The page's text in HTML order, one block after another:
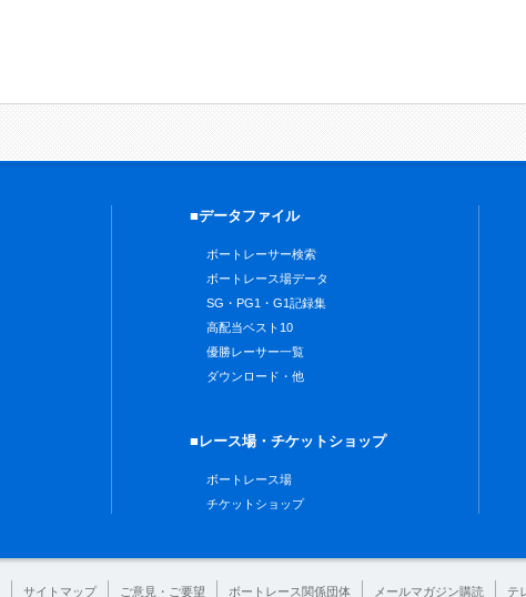
■データファイル
ボートレーサー検索
ボートレース場データ
SG・PG1・G1記録集
高配当ベスト10
優勝レーサー一覧
ダウンロード・他
■レース場・チケットショップ
ボートレース場
チケットショップ
サイトマップ ご意見・ご要望 ボートレース関係団体 メールマガジン購読 テ